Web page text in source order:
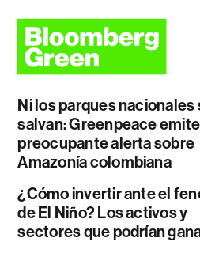
Ni los parques nacionales
salvan: Greenpeace emite
preocupante alerta sobre
Amazonía colombiana
¿Cómo invertir ante el
de El Niño? Los activos y
sectores que podrían